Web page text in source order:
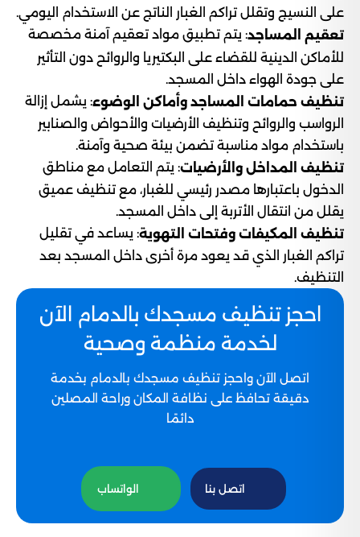
على النسيج وتقلل تراكم الغبار الناتج عن الاستخدام اليومي.
تعقيم المساجد: يتم تطبيق مواد تعقيم آمنة مخصصة
للأماكن الدينية للقضاء على البكتيريا والروائح دون التأثير
على جودة الهواء داخل المسجد.
تنظيف حمامات المساجد وأماكن الوضوء: يشمل إزالة
الرواسب والروائح وتنظيف الأرضيات والأحواض والصنابير
باستخدام مواد مناسبة تضمن بيئة صحية وآمنة.
تنظيف المداخل والأرضيات: يتم التعامل مع مناطق
الدخول باعتبارها مصدر رئيسي للغبار، مع تنظيف عميق
يقلل من انتقال الأتربة إلى داخل المسجد.
تنظيف المكيفات وفتحات التهوية: يساعد في تقليل
تراكم الغبار الذي قد يعود مرة أخرى داخل المسجد بعد
التنظيف.
احجز تنظيف مسجدك بالدمام الآن
لخدمة منظمة وصحية
اتصل الآن واحجز تنظيف مسجدك بالدمام بخدمة
دقيقة تحافظ على نظافة المكان وراحة المصلين
دائمًا
اتصل بنا الواتساب